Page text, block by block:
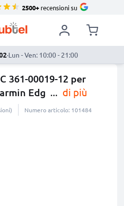
2500+recensioni su
·Lun - Ven: 10:00 - 21:00
361-00019-12 per
Edg ... di più
Numero articolo: 101484